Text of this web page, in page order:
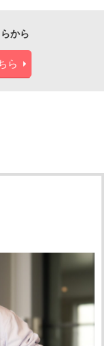
から
ら